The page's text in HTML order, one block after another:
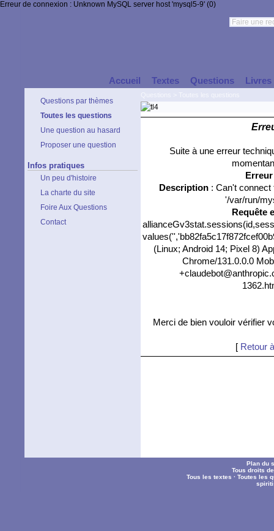
Erreur de connexion : Unknown MySQL server host 'mysql5-9' (0)
Accueil Textes Questions Livres
Questions par thèmes
Toutes les questions
Une question au hasard
Proposer une question
Infos pratiques
Un peu d'histoire
La charte du site
Foire Aux Questions
Contact
Suite à une erreur
Description: Can't connect
'/var/run/
Requête
(Linux; Android 14; Pixel 8)
Chrome/131.0.0.0
Merci de bien vouloir vérifier
[ Retour
Plan du
Tous droits
Tous les textes ·Toutes les